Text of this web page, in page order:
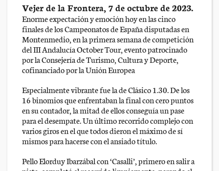
Vejer de la Frontera, 7 de octubre de 2023.
Enorme expectación y emoción hoy en las cinco
finales de los Campeonatos de España disputadas en
Montenmedio, en la primera semana de competición
del III Andalucía October Tour, evento patrocinado
por la Consejería de Turismo, Cultura y Deporte,
cofinanciado por la Unión Europea
Especialmente vibrante fue la de Clásico 1.30. De los
16 binomios que enfrentaban la final con cero puntos
en su contador, la mitad de ellos conseguía un pase
para el desempate. Un último recorrido complejo con
varios giros en el que todos dieron el máximo de sí
mismos para hacerse con el ansiado título.
Pello Elorduy Ibarzábal con ‘Casalli’, primero en salir a